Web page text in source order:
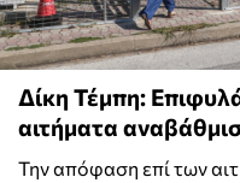
Δίκη Τέμπη:
αιτήματα
Την απόφαση επί των